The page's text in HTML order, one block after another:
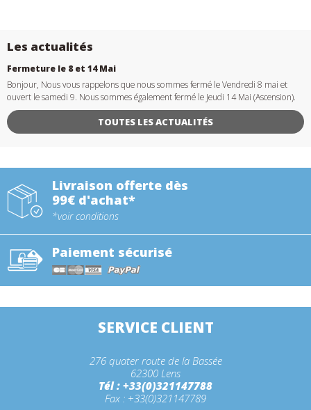
Les actualités
Fermeture le 8 et 14 Mai
Bonjour, Nous vous rappelons que nous sommes fermé le Vendredi 8 mai et
ouvert le samedi 9. Nous sommes également fermé le Jeudi 14 Mai (Ascension).
TOUTES LES ACTUALITÉS
Livraison offerte dès
99€ d'achat*
*voir conditions
Paiement sécurisé
SERVICE CLIENT
276 quater route de la Bassée
62300 Lens
Tél : +33(0)321147788
Fax : +33(0)321147789